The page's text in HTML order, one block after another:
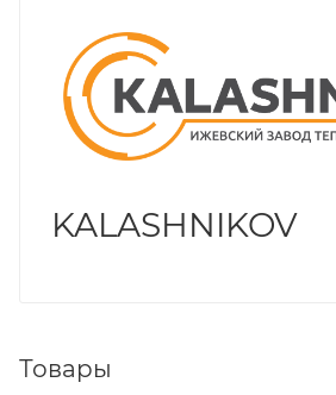
KALASHNIKOV
Товары